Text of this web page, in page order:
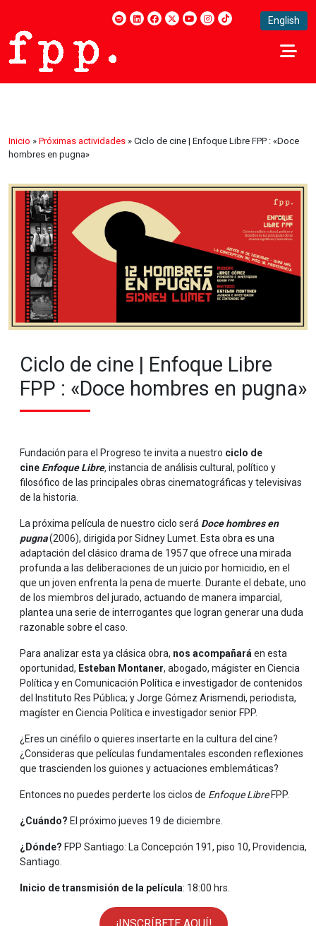
English
Inicio » Próximas actividades » Ciclo de cine | Enfoque Libre FPP : «Doce
hombres en pugna»
Ciclo de cine | Enfoque Libre
FPP : «Doce hombres en pugna»
Fundación para el Progreso te invita a nuestro ciclo de
cine Enfoque Libre,instancia de análisis cultural, político y
filosófico de las principales obras cinematográficas y televisivas
de la historia.
La próxima película de nuestro ciclo será Doce hombres en
pugna(2006), dirigida por Sidney Lumet. Esta obra es una
adaptación del clásico drama de 1957 que ofrece una mirada
profunda a las deliberaciones de un juicio por homicidio, en el
que un joven enfrenta la pena de muerte. Durante el debate, uno
de los miembros del jurado, actuando de manera imparcial,
plantea una serie de interrogantes que logran generar una duda
razonable sobre el caso.
Para analizar esta ya clásica obra, nos acompañará en esta
oportunidad, Esteban Montaner, abogado, mágister en Ciencia
Política y en Comunicación Política e investigador de contenidos
del Instituto Res Pública; y Jorge Gómez Arismendi, periodista,
magíster en Ciencia Política e investigador senior FPP.
¿Eres un cinéfilo o quieres insertarte en la cultura del cine?
¿Consideras que películas fundamentales esconden reflexiones
que trascienden los guiones y actuaciones emblemáticas?
Entonces no puedes perderte los ciclos de Enfoque LibreFPP.
¿Cuándo? El próximo jueves 19 de diciembre.
¿Dónde? FPP Santiago: La Concepción 191, piso 10, Providencia,
Santiago.
Inicio de transmisión de la película: 18:00 hrs.